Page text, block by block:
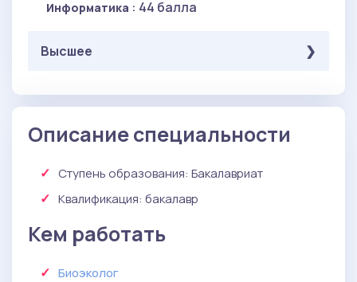
Информатика : 44 балла
Высшее
Обязательные( Онлайн-тестирование ):
биология: 30 баллов
Описание специальности
Ступень образования: Бакалавриат
Квалификация: бакалавр
Кем работать
Биоэколог